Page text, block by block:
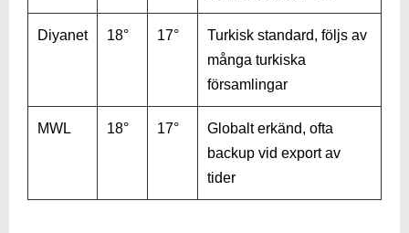
Diyanet 18° 17°
Turkisk standard, följs av
många turkiska
församlingar
MWL 18° 17°
Globalt erkänd, ofta
backup vid export av
tider